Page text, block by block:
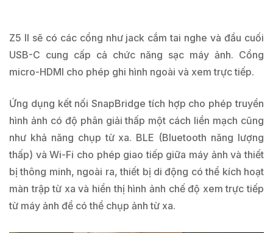
Z5 II sẽ có các cổng như jack cắm tai nghe và đầu cuối
USB-C cung cấp cả chức năng sạc máy ảnh. Cổng
micro-HDMI cho phép ghi hình ngoài và xem trực tiếp.
Ứng dụng kết nối SnapBridge tích hợp cho phép truyền
hình ảnh có độ phân giải thấp một cách liền mạch cũng
như khả năng chụp từ xa. BLE (Bluetooth năng lượng
thấp) và Wi-Fi cho phép giao tiếp giữa máy ảnh và thiết
bị thông minh, ngoài ra, thiết bị di động có thể kích hoạt
màn trập từ xa và hiển thị hình ảnh chế độ xem trực tiếp
từ máy ảnh để có thể chụp ảnh từ xa.